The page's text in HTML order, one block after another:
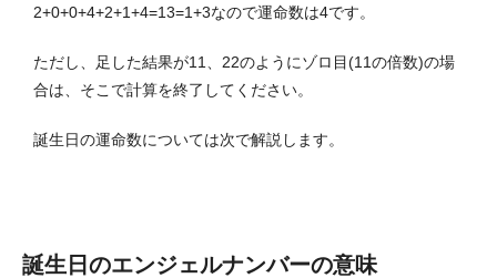
2+0+0+4+2+1+4=13=1+3なので運命数は4です。
ただし、足した結果が11、22のようにゾロ目(11の倍数)の場
合は、そこで計算を終了してください。
誕生日の運命数については次で解説します。
誕生日のエンジェルナンバーの意味